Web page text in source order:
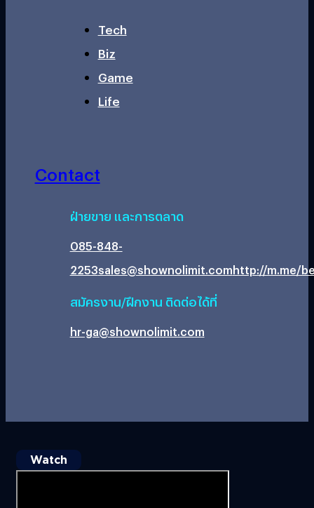
Tech
Biz
Game
Life
Contact
ฝ่ายขาย และการตลาด
085-848-
2253sales@shownolimit.comhttp://m.me/
สมัครงาน/ฝึกงาน ติดต่อได้ที่
hr-ga@shownolimit.com
Watch